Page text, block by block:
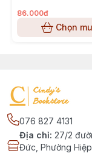
86.000đ
Chọn
076 827 4131
Địa chỉ: 27/2
Đức, Phường